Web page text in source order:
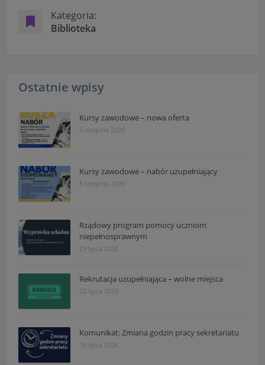
Kategoria:
Biblioteka
Ostatnie wpisy
Kursy zawodowe – nowa oferta
5 sierpnia 2026
Kursy zawodowe – nabór uzupełniający
5 sierpnia 2026
Rządowy program pomocy uczniom
niepełnosprawnym
29 lipca 2026
Rekrutacja uzupełniająca – wolne miejsca
22 lipca 2026
Komunikat: Zmiana godzin pracy sekretariatu
16 lipca 2026